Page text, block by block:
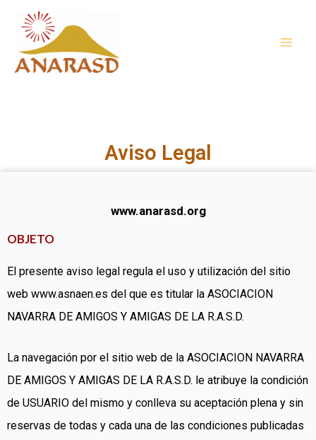
Aviso Legal
www.anarasd.org
OBJETO
El presente aviso legal regula el uso y utilización del sitio
web www.asnaen.es del que es titular la ASOCIACION
NAVARRA DE AMIGOS Y AMIGAS DE LA R.A.S.D.
La navegación por el sitio web de la ASOCIACION NAVARRA
DE AMIGOS Y AMIGAS DE LA R.A.S.D. le atribuye la condición
de USUARIO del mismo y conlleva su aceptación plena y sin
reservas de todas y cada una de las condiciones publicadas